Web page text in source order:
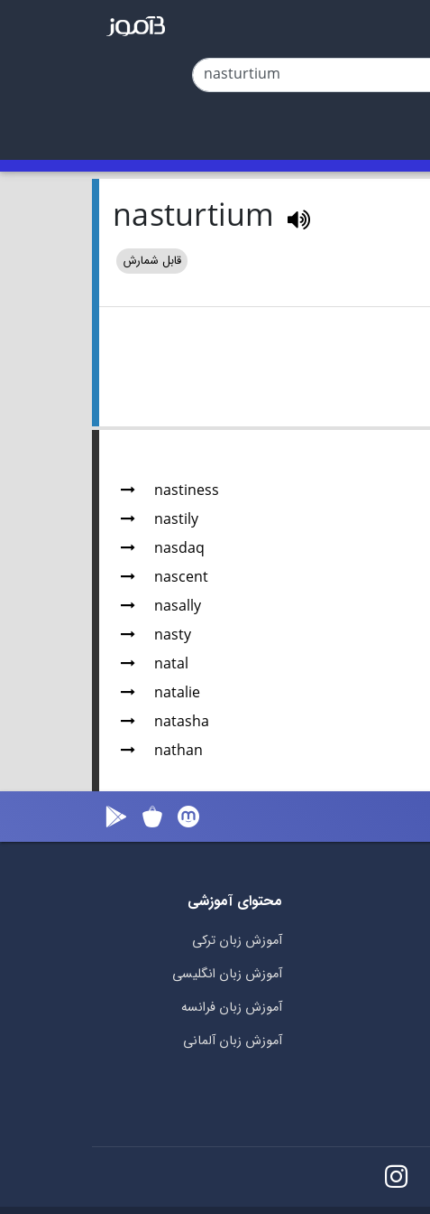
nasturtium
قابل شمارش
nastiness
nastily
nasdaq
nascent
nasally
nasty
natal
natalie
natasha
nathan
محتوای آموزشی
آموزش زبان ترکی
آموزش زبان انگلیسی
آموزش زبان فرانسه
آموزش زبان آلمانی